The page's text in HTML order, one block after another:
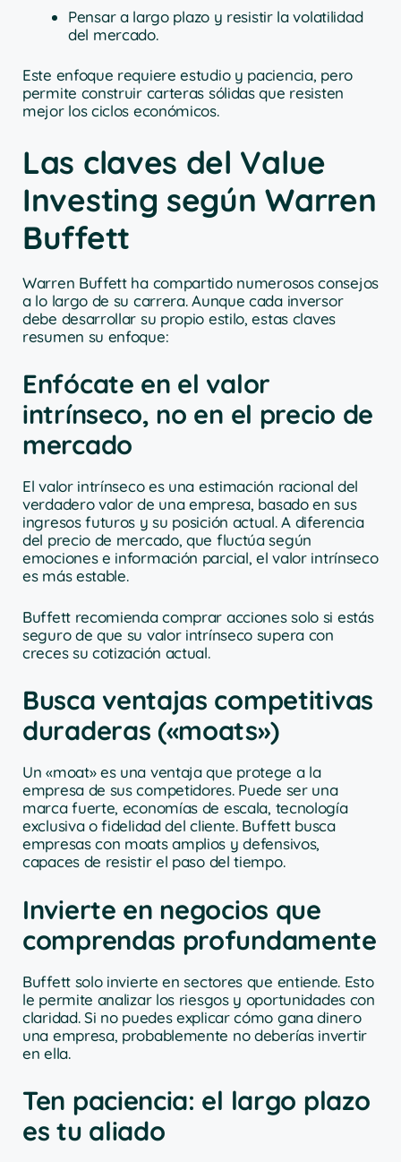
Pensar a largo plazo y resistir la volatilidad
del mercado.
Este enfoque requiere estudio y paciencia, pero
permite construir carteras sólidas que resisten
mejor los ciclos económicos.
Las claves del Value
Investing según Warren
Buffett
Warren Buffett ha compartido numerosos consejos
a lo largo de su carrera. Aunque cada inversor
debe desarrollar su propio estilo, estas claves
resumen su enfoque:
Enfócate en el valor
intrínseco, no en el precio de
mercado
El valor intrínseco es una estimación racional del
verdadero valor de una empresa, basado en sus
ingresos futuros y su posición actual. A diferencia
del precio de mercado, que fluctúa según
emociones e información parcial, el valor intrínseco
es más estable.
Buffett recomienda comprar acciones solo si estás
seguro de que su valor intrínseco supera con
creces su cotización actual.
Busca ventajas competitivas
duraderas («moats»)
Un «moat» es una ventaja que protege a la
empresa de sus competidores. Puede ser una
marca fuerte, economías de escala, tecnología
exclusiva o fidelidad del cliente. Buffett busca
empresas con moats amplios y defensivos,
capaces de resistir el paso del tiempo.
Invierte en negocios que
comprendas profundamente
Buffett solo invierte en sectores que entiende. Esto
le permite analizar los riesgos y oportunidades con
claridad. Si no puedes explicar cómo gana dinero
una empresa, probablemente no deberías invertir
en ella.
Ten paciencia: el largo plazo
es tu aliado